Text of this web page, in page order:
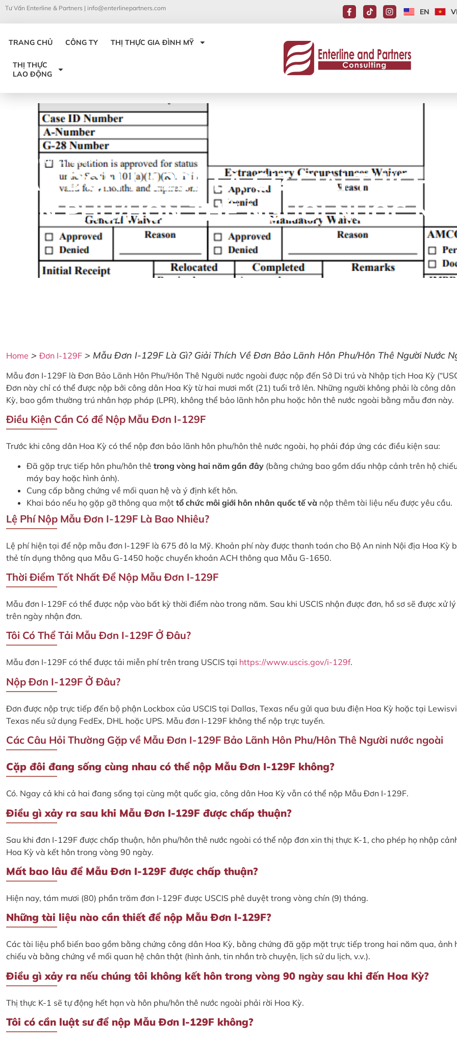
Tư Vấn Enterline & Partners | info@enterlinepartners.com EN
TRANG CHỦ CÔNG TY THỊ THỰC GIA ĐÌNH MỸ
THỊ THỰC
LAO ĐỘNG
Tháng mười 21, 2025
MẪU ĐƠN I-129F LÀ GÌ? GIẢI THÍCH
HÔN PHU/HÔN THÊ NGƯỜI NƯỚC
Home > Đơn I-129F > Mẫu Đơn I-129F Là Gì? Giải Thích Về Đơn Bảo Lãnh Hôn Phu/Hôn Thê Người Nước
Mẫu đơn I-129F là Đơn Bảo Lãnh Hôn Phu/Hôn Thê Người nước ngoài được nộp đến Sở Di trú và Nhập tịch Hoa Kỳ
Đơn này chỉ có thể được nộp bởi công dân Hoa Kỳ từ hai mươi mốt (21) tuổi trở lên. Những người không phải là công
Kỳ, bao gồm thường trú nhân hợp pháp (LPR), không thể bảo lãnh hôn phu hoặc hôn thê nước ngoài bằng mẫu đơn này.
Điều Kiện Cần Có để Nộp Mẫu Đơn I-129F
Trước khi công dân Hoa Kỳ có thể nộp đơn bảo lãnh hôn phu/hôn thê nước ngoài, họ phải đáp ứng các điều kiện sau:
Đã gặp trực tiếp hôn phu/hôn thê trong vòng hai năm gần đây (bằng chứng bao gồm dấu nhập cảnh trên hộ
máy bay hoặc hình ảnh).
Cung cấp bằng chứng về mối quan hệ và ý định kết hôn.
Khai báo nếu họ gặp gỡ thông qua một tổ chức môi giới hôn nhân quốc tế và nộp thêm tài liệu nếu được yêu cầu.
Lệ Phí Nộp Mẫu Đơn I-129F Là Bao Nhiêu?
Lệ phí hiện tại để nộp mẫu đơn I-129F là 675 đô la Mỹ. Khoản phí này được thanh toán cho Bộ An ninh Nội địa Hoa Kỳ
thẻ tín dụng thông qua Mẫu G-1450 hoặc chuyển khoản ACH thông qua Mẫu G-1650.
Thời Điểm Tốt Nhất Để Nộp Mẫu Đơn I-129F
Mẫu đơn I-129F có thể được nộp vào bất kỳ thời điểm nào trong năm. Sau khi USCIS nhận được đơn, hồ sơ sẽ được xử
trên ngày nhận đơn.
Tôi Có Thể Tải Mẫu Đơn I-129F Ở Đâu?
Mẫu đơn I-129F có thể được tải miễn phí trên trang USCIS tại https://www.uscis.gov/i-129f.
Nộp Đơn I-129F Ở Đâu?
Đơn được nộp trực tiếp đến bộ phận Lockbox của USCIS tại Dallas, Texas nếu gửi qua bưu điện Hoa Kỳ hoặc tại
Texas nếu sử dụng FedEx, DHL hoặc UPS. Mẫu đơn I-129F không thể nộp trực tuyến.
Các Câu Hỏi Thường Gặp về Mẫu Đơn I-129F Bảo Lãnh Hôn Phu/Hôn Thê Người nước ngoài
Cặp đôi đang sống cùng nhau có thể nộp Mẫu Đơn I-129F không?
Có. Ngay cả khi cả hai đang sống tại cùng một quốc gia, công dân Hoa Kỳ vẫn có thể nộp Mẫu Đơn I-129F.
Điều gì xảy ra sau khi Mẫu Đơn I-129F được chấp thuận?
Sau khi đơn I-129F được chấp thuận, hôn phu/hôn thê nước ngoài có thể nộp đơn xin thị thực K-1, cho phép họ nhập
Hoa Kỳ và kết hôn trong vòng 90 ngày.
Mất bao lâu để Mẫu Đơn I-129F được chấp thuận?
Hiện nay, tám mươi (80) phần trăm đơn I-129F được USCIS phê duyệt trong vòng chín (9) tháng.
Những tài liệu nào cần thiết để nộp Mẫu Đơn I-129F?
Các tài liệu phổ biến bao gồm bằng chứng công dân Hoa Kỳ, bằng chứng đã gặp mặt trực tiếp trong hai năm qua, ảnh
chiếu và bằng chứng về mối quan hệ chân thật (hình ảnh, tin nhắn trò chuyện, lịch sử du lịch, v.v.).
Điều gì xảy ra nếu chúng tôi không kết hôn trong vòng 90 ngày sau khi đến Hoa Kỳ?
Thị thực K-1 sẽ tự động hết hạn và hôn phu/hôn thê nước ngoài phải rời Hoa Kỳ.
Tôi có cần luật sư để nộp Mẫu Đơn I-129F không?